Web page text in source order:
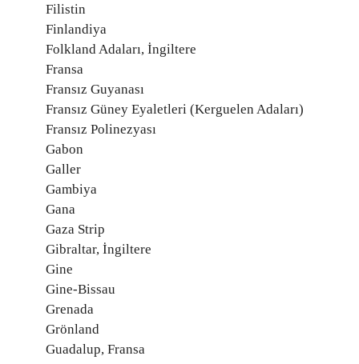
Filistin
Finlandiya
Folkland Adaları, İngiltere
Fransa
Fransız Guyanası
Fransız Güney Eyaletleri (Kerguelen Adaları)
Fransız Polinezyası
Gabon
Galler
Gambiya
Gana
Gaza Strip
Gibraltar, İngiltere
Gine
Gine-Bissau
Grenada
Grönland
Guadalup, Fransa